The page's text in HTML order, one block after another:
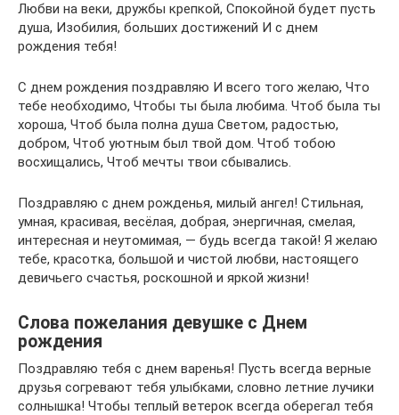
Любви на веки, дружбы крепкой, Спокойной будет пусть
душа, Изобилия, больших достижений И с днем
рождения тебя!
С днем рождения поздравляю И всего того желаю, Что
тебе необходимо, Чтобы ты была любима. Чтоб была ты
хороша, Чтоб была полна душа Светом, радостью,
добром, Чтоб уютным был твой дом. Чтоб тобою
восхищались, Чтоб мечты твои сбывались.
Поздравляю с днем рожденья, милый ангел! Стильная,
умная, красивая, весёлая, добрая, энергичная, смелая,
интересная и неутомимая, — будь всегда такой! Я желаю
тебе, красотка, большой и чистой любви, настоящего
девичьего счастья, роскошной и яркой жизни!
Слова пожелания девушке с Днем
рождения
Поздравляю тебя с днем варенья! Пусть всегда верные
друзья согревают тебя улыбками, словно летние лучики
солнышка! Чтобы теплый ветерок всегда оберегал тебя